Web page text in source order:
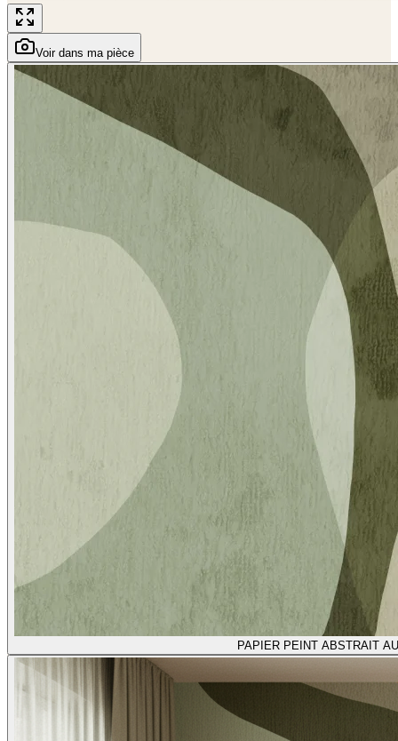
Voir dans ma pièce
PAPIER PEINT ABSTRAIT